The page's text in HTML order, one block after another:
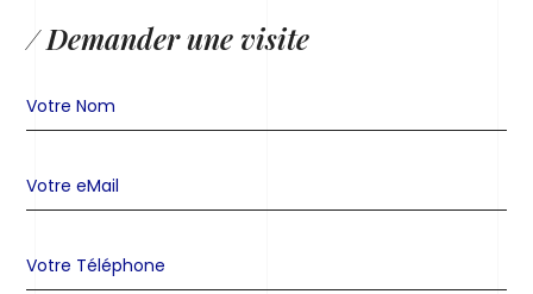
/ Demander une visite